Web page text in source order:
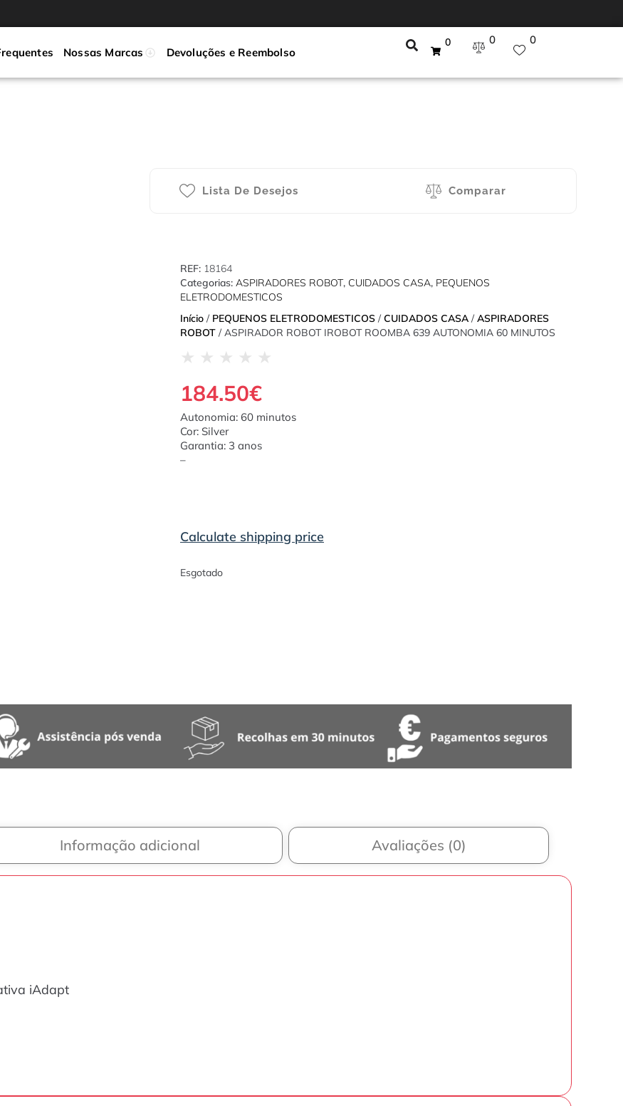
Nossas Marcas Devoluções e Reembolso
0 0 0
Lista De Desejos
Comparar
REF: 18164
Categorias: ASPIRADORES ROBOT, CUIDADOS CASA, PEQUENOS
ELETRODOMESTICOS
Início / PEQUENOS ELETRODOMESTICOS / CUIDADOS CASA / ASPIRADORES
ROBOT / ASPIRADOR ROBOT IROBOT ROOMBA 639 AUTONOMIA 60 MINUTOS
★ ★ ★ ★ ★
184.50€
Autonomia: 60 minutos
Cor: Silver
Garantia: 3 anos
–
Calculate shipping price
Esgotado
Informação adicional Avaliações (0)
iAdapt